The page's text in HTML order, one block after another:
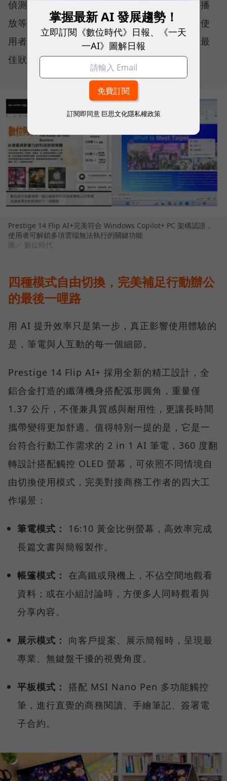
偵測使用情境（如視訊會議、文書處理、影音播
放等），主動調節各項硬體設定與效能表現，使
用者無需動手調整參數，系統便能持續維持在最
佳狀態。
Prestige 14 Flip AI+完美符合 Windows Copilot+ PC 架構認證，
使用者可解鎖多項雲端無法執行的關鍵功能
圖／ 數位時代
四種模式自由切換，完美補足行動辦公
的最後一哩路
用 AI 提升效率只是第一步，真正影響使用體驗的
是，筆電與人互動的每一個細節。
Prestige 14 Flip AI+ 採用全新的精工設計，全
鋁合金打造的纖薄機身搭配弧形圓角，重量僅
1.37 公斤，不僅兼具質感與耐用性，更讓長時間
攜帶變得更加舒適。值得特別一提的是，它是一
台符合行動工作需求的 2 in 1 AI 筆電，360 度翻
轉設計搭配觸控 OLED 螢幕，可依照不同情境自
由切換使用模式，完美對接商務工作者的四大工
作場景：
筆電模式：
16:10 黃金比例螢幕，高效率完成
長篇文書與簡報製作。
帳篷模式： 在高鐵或飛機上，不佔空間地觀看
資料；或在小組討論時，方便多人同時觀看與
分享內容。
展示模式：
向客戶提案、展示簡報時，呈現最
專業、無鍵盤干擾的視覺角度。
平板模式： 搭配 MSI Nano Pen 多功能觸控
筆，進行直覺的商務閱讀、手繪筆記、簽署電
子合約。
掌握最新 AI 發展趨勢！
立即訂閱《數位時代》日報、《一天
一AI》圖解日報
訂閱即同意 巨思文化隱私權政策